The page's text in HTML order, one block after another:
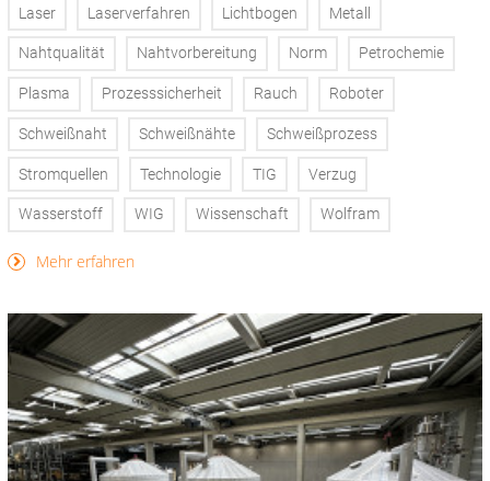
Laser Laserverfahren Lichtbogen Metall
Nahtqualität Nahtvorbereitung Norm Petrochemie
Plasma Prozesssicherheit Rauch Roboter
Schweißnaht Schweißnähte Schweißprozess
Stromquellen Technologie TIG Verzug
Wasserstoff WIG Wissenschaft Wolfram
Mehr erfahren